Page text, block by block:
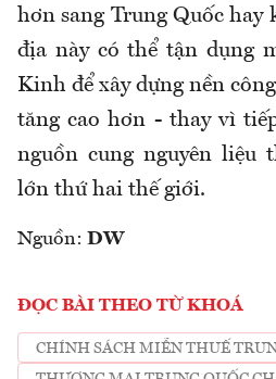
hơn sang Trung Quốc hay
địa này có thể tận dụng
Kinh để xây dựng nền
tăng cao hơn - thay vì
nguồn cung nguyên liệu
lớn thứ hai thế giới.
Nguồn: DW
ĐỌC BÀI THEO TỪ KHOÁ
CHÍNH SÁCH MIỄN THUẾ